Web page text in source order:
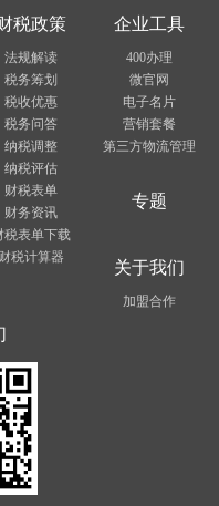
税政策
法规解读
税务筹划
税收优惠
税务问答
纳税调整
纳税评估
财税表单
财务资讯
税表单下载
财税计算器
企业工具
400办理
微官网
电子名片
营销套餐
第三方物流管理
专题
关于我们
加盟合作